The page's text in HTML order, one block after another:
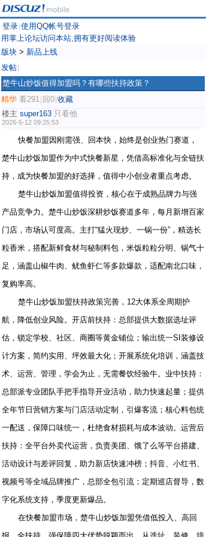
登录 使用QQ帐号登录
用掌上论坛访问本站,拥有更好阅读体验
版块 > 新品上线
发帖
楚牛山炒饭值得加盟吗？有哪些扶持政策？
精华 看291 回0 收藏
楼主 super163 只看他
2026-5-12 09:25:53
快餐加盟因刚需强、回本快，始终是创业热门赛道，
楚牛山炒饭加盟作为中式快餐新星，凭借高标准化与全链扶
持，成为快餐加盟的好选择，值得中小创业者重点考虑。
楚牛山炒饭加盟值得投资，核心在于成熟品牌力与强
产品竞争力。楚牛山炒饭深耕炒饭赛道多年，每月新增百家
门店，市场认可度高。主打“猛火现炒、一锅一份”，精选长
粒香米，搭配新鲜食材与秘制料包，米饭粒粒分明、锅气十
足，涵盖山椒牛肉、鱿鱼虾仁等多款爆款，适配南北口味，
复购率高。
楚牛山炒饭加盟扶持政策完善，12大体系全周期护
航，降低创业风险。开店前扶持：总部提供大数据选址评
估，锁定学校、社区、商圈等黄金铺位；输出统一SI装修设
计方案，简约实用、坪效最大化；开展系统化培训，涵盖技
术、运营、管理，学会为止，无需餐饮经验牛。业中扶持：
总部派专业团队手把手指导开业活动，助力快速起量；提供
全年节日营销方案与门店活动定制，引爆客流；核心料包统
一配送，保障口味统一，杜绝食材损耗与成本波动。运营后
扶持：全平台外卖代运营，负责美团、饿了么等平台搭建、
活动设计与差评回复，助力新店快速冲榜；抖音、小红书、
视频号等全域品牌推广，总部全包引流；定期巡店督导，数
字化系统支持，季度更新爆品。
在快餐加盟市场，楚牛山炒饭加盟凭借低投入、高回